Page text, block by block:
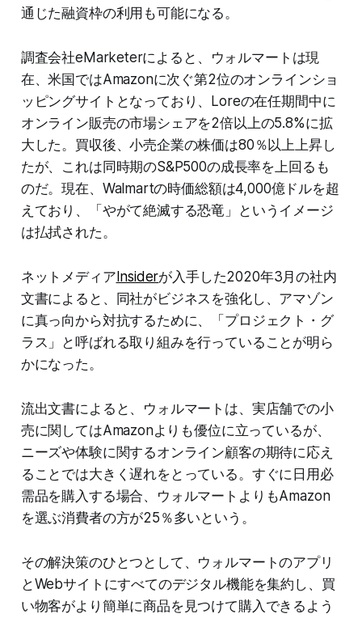
通じた融資枠の利用も可能になる。
調査会社eMarketerによると、ウォルマートは現
在、米国ではAmazonに次ぐ第2位のオンラインショ
ッピングサイトとなっており、Loreの在任期間中に
オンライン販売の市場シェアを2倍以上の5.8%に拡
大した。買収後、小売企業の株価は80％以上上昇し
たが、これは同時期のS&P500の成長率を上回るも
のだ。現在、Walmartの時価総額は4,000億ドルを超
えており、「やがて絶滅する恐竜」というイメージ
は払拭された。
ネットメディアInsiderが入手した2020年3月の社内
文書によると、同社がビジネスを強化し、アマゾン
に真っ向から対抗するために、「プロジェクト・グ
ラス」と呼ばれる取り組みを行っていることが明ら
かになった。
流出文書によると、ウォルマートは、実店舗での小
売に関してはAmazonよりも優位に立っているが、
ニーズや体験に関するオンライン顧客の期待に応え
ることでは大きく遅れをとっている。すぐに日用必
需品を購入する場合、ウォルマートよりもAmazon
を選ぶ消費者の方が25％多いという。
その解決策のひとつとして、ウォルマートのアプリ
とWebサイトにすべてのデジタル機能を集約し、買
い物客がより簡単に商品を見つけて購入できるよう